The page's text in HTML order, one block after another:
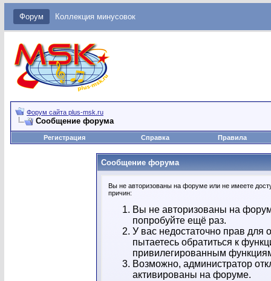
Форум Коллекция минусовок
Форум сайта plus-msk.ru
Сообщение форума
Регистрация Справка Правила
Сообщение форума
Вы не авторизованы на форуме или не имеете
причин:
Вы не авторизованы на
попробуйте ещё раз.
У вас недостаточно прав
пытаетесь обратиться к
привилегированным
Возможно, администратор
активированы на форуме.